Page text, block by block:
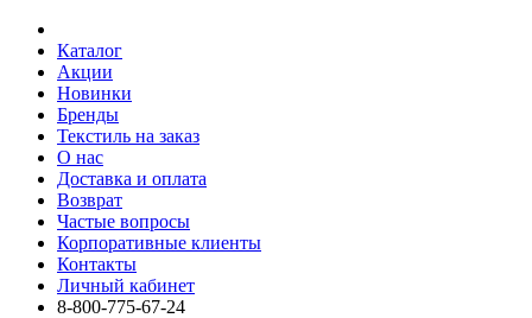
Каталог
Акции
Новинки
Бренды
Текстиль на заказ
О нас
Доставка и оплата
Возврат
Частые вопросы
Корпоративные клиенты
Контакты
Личный кабинет
8-800-775-67-24